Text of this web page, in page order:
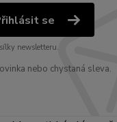
se
newsletteru.
nebo chystaná sleva.